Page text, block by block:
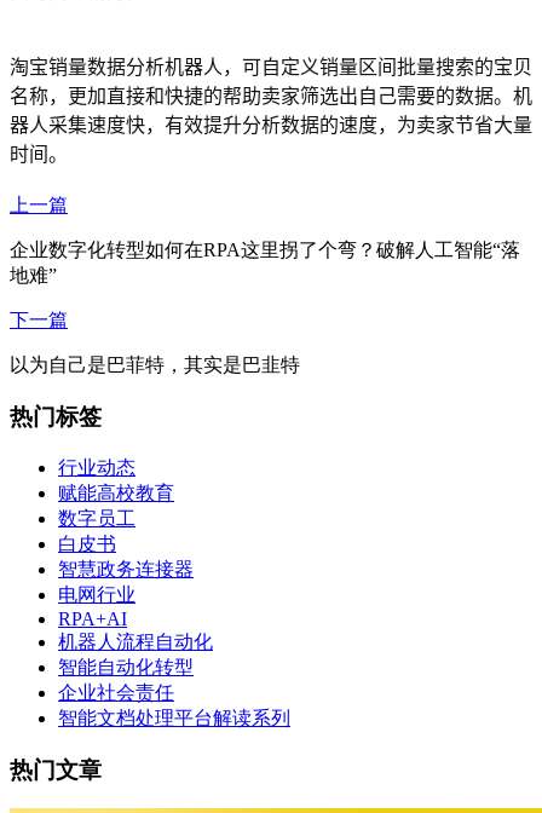
淘宝销量数据分析机器人，可自定义销量区间批量搜索的宝贝
名称，更加直接和快捷的帮助卖家筛选出自己需要的数据。机
器人采集速度快，有效提升分析数据的速度，为卖家节省大量
时间。
上一篇
企业数字化转型如何在RPA这里拐了个弯？破解人工智能“落
地难”
下一篇
以为自己是巴菲特，其实是巴韭特
热门标签
行业动态
赋能高校教育
数字员工
白皮书
智慧政务连接器
电网行业
RPA+AI
机器人流程自动化
智能自动化转型
企业社会责任
智能文档处理平台解读系列
热门文章